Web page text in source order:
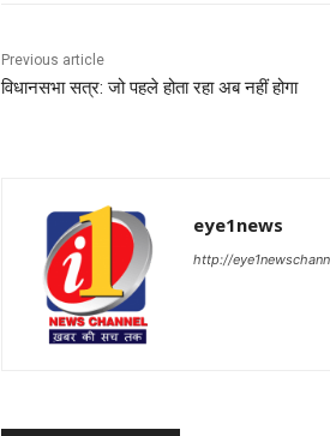
Previous article
विधानसभा सत्र: जो पहले होता रहा अब नहीं होगा
eye1news
http://